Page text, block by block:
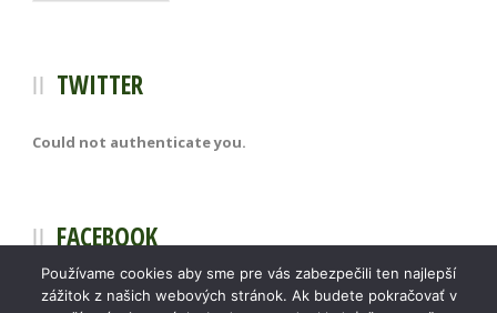
TWITTER
Could not authenticate you.
FACEBOOK
Používame cookies aby sme pre vás zabezpečili ten najlepší
zážitok z našich webových stránok. Ak budete pokračovať v